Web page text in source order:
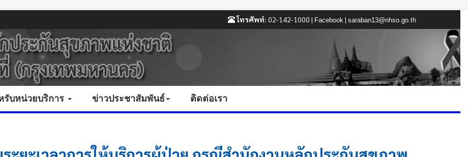
โทรศัพท์: 02-142-1000 | Facebook | saraban13@nhso.go.th
รับหน่วยบริการ ข่าวประชาสัมพันธ์ ติดต่อเรา